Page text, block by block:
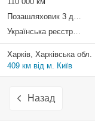
Позашляховик 3 двері
Українська реєстрація
Харків, Харківська обл.
409 км від м. Київ
Назад